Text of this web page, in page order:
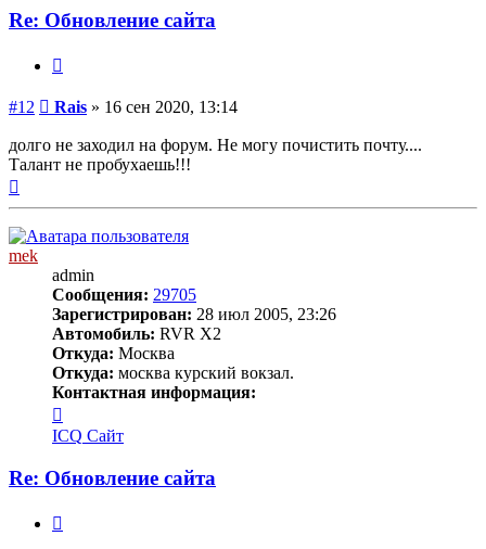
Re: Обновление сайта
#12 Сообщение
Rais » 16 сен 2020, 13:14
долго не заходил на форум. Не могу почистить почту....
Талант не пробухаешь!!!
mek
admin
Сообщения: 29705
Зарегистрирован: 28 июл 2005, 23:26
Автомобиль: RVR X2
Откуда: Москва
Откуда: москва курский вокзал.
Контактная информация:
информация
пользователя
mek
ICQ Сайт
Re: Обновление сайта